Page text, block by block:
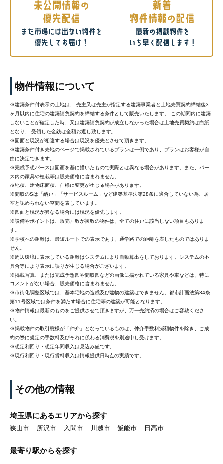
物件情報について
※建築条件付表示の土地は、 売主又は売主が指定する建築事業者と土地売買契約締結後3
ヶ月以内に住宅の建築請負契約を締結する条件として販売いたします。 この期間内に建築
しないことが確定した時、又は建築請負契約が成立しなかった場合は土地売買契約は白紙
となり、 受領した金銭は全額お返し致します。
※図面と現況が相違する場合は現況を優先とさせて頂きます。
※建築条件付き売地のページで掲載されているプランは一例であり、プランはお客様が自
由に決定できます。
※完成予想パースは図画を基に描いたもので実際とは異なる場合があります。また、パー
ス内の家具や植栽等は販売価格に含まれません。
※地積、建物床面積、仕様に変更が生じる場合があります。
※間取のSは「納戸」「サービスルーム」など建築基準法第28条に適合していない為、居
室と認められない空間を表しています。
※図面と現況が異なる場合には現況を優先します。
※設備やポイントは、販売戸数が複数の物件は、全ての住戸に該当しない項目もありま
す。
※学校への距離は、最短ルートでの表示であり、通学路での距離を表したものではありま
せん。
※周辺環境に表示している距離はシステムにより自動算出をしております。システムの不
具合等により表示に誤りが生じる場合がございます。
※掲載写真、または完成予想図や間取図などの画像に描かれている家具や車などは、特に
コメントがない場合、販売価格に含まれません。
※市街化調整区域では、基本宅地の造成及び建物の建築はできません。都市計画法第34条
第11号区域では条件を満たす場合に住宅等の建築が可能となります。
※物件情報は最新のものをご提供させて頂きますが、万一売約済の場合はご容赦くださ
い。
※掲載物件の取引態様が「仲介」となっているものは、仲介手数料減額物件を除き、ご成
約の際に規定の手数料及びそれに係わる消費税を別途申し受けます。
※想定利回り・想定年間収入は見込み値です。
※現行利回り・現行賃料収入は情報提供日時点の実績です。
その他の情報
埼玉県にあるエリアから探す
狭山市 所沢市 入間市 川越市 飯能市 日高市
最寄り駅からを探す